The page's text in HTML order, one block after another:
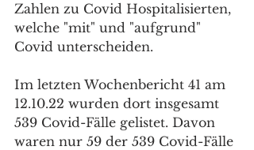
Zahlen zu Covid Hospitalisierten,
welche "mit" und "aufgrund"
Covid unterscheiden.
Im letzten Wochenbericht 41 am
12.10.22 wurden dort insgesamt
539 Covid-Fälle gelistet. Davon
waren nur 59 der 539 Covid-Fälle